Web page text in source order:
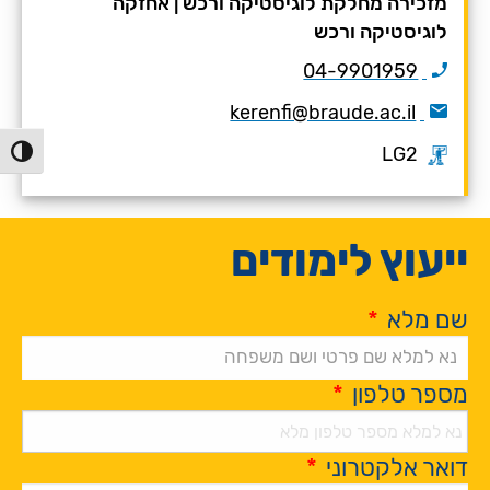
לוגיסטיקה ורכש
04-9901959
kerenfi@braude.ac.il
LG2
ייעוץ לימודים
שם מלא *
מספר טלפון *
דואר אלקטרוני *